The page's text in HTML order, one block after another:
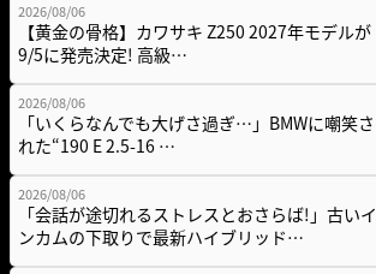
2026/08/06
【黄金の骨格】カワサキ Z250 2027年モデルが
9/5に発売決定! 高級…
2026/08/06
「いくらなんでも大げさ過ぎ…」BMWに嘲笑さ
れた“190 E 2.5-16 …
2026/08/06
「会話が途切れるストレスとおさらば!」古いイ
ンカムの下取りで最新ハイブリッド…